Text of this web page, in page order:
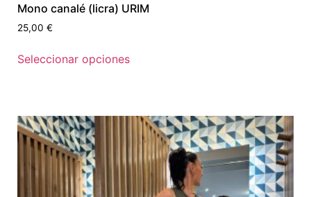
Mono canalé (licra) URIM
25,00 €
Seleccionar opciones